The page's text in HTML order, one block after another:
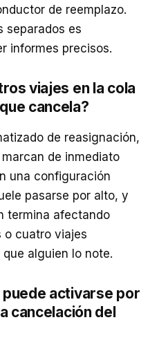
de reemplazo.
separados es
informes precisos.
viajes en la cola
cancela?
de reasignación,
de inmediato
una configuración
pasarse por alto, y
termina afectando
o cuatro viajes
alguien lo note.
puede activarse por
cancelación del